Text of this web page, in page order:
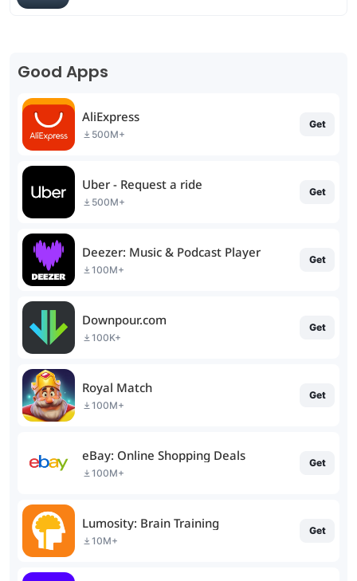
Good Apps
AliExpress
500M+
Get
Uber - Request a ride
500M+
Get
Deezer: Music & Podcast Player
100M+
Get
Downpour.com
100K+
Get
Royal Match
100M+
Get
eBay: Online Shopping Deals
100M+
Get
Lumosity: Brain Training
10M+
Get